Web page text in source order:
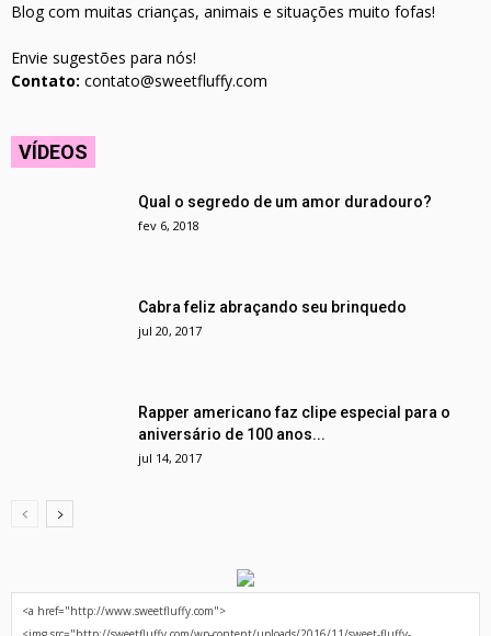
Blog com muitas crianças, animais e situações muito fofas!
Envie sugestões para nós!
Contato: contato@sweetfluffy.com
VÍDEOS
Qual o segredo de um amor duradouro?
fev 6, 2018
Cabra feliz abraçando seu brinquedo
jul 20, 2017
Rapper americano faz clipe especial para o
aniversário de 100 anos...
jul 14, 2017